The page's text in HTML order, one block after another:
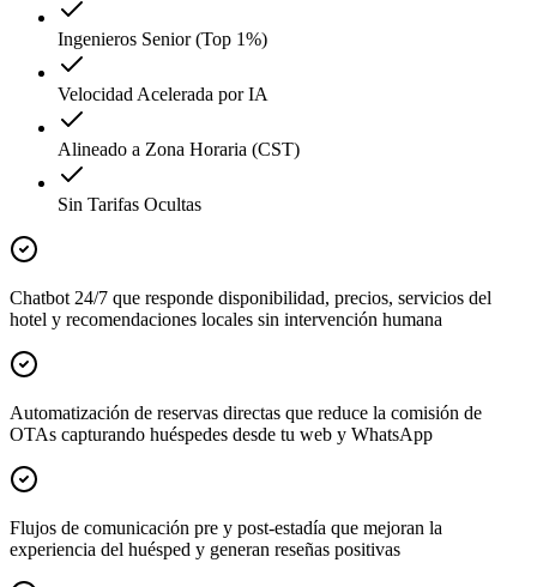
Ingenieros Senior (Top 1%)
Velocidad Acelerada por IA
Alineado a Zona Horaria (CST)
Sin Tarifas Ocultas
Chatbot 24/7 que responde disponibilidad, precios, servicios del
hotel y recomendaciones locales sin intervención humana
Automatización de reservas directas que reduce la comisión de
OTAs capturando huéspedes desde tu web y WhatsApp
Flujos de comunicación pre y post-estadía que mejoran la
experiencia del huésped y generan reseñas positivas